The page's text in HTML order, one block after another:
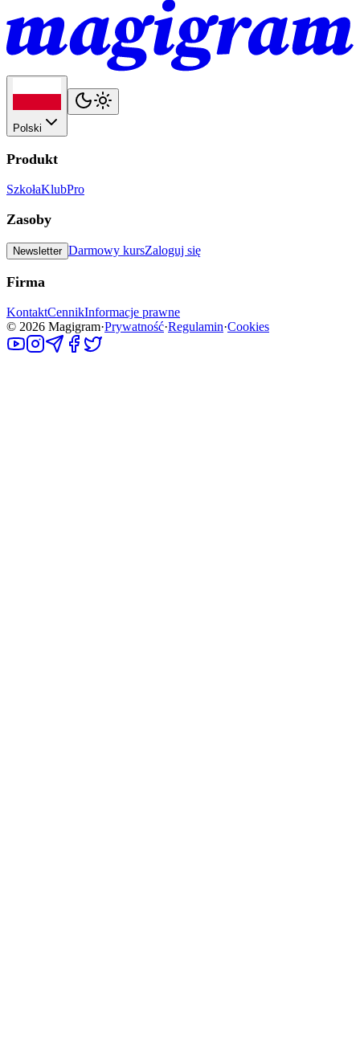
Polski
Produkt
SzkołaKlubPro
Zasoby
Newsletter Darmowy kursZaloguj się
Firma
KontaktCennikInformacje prawne
© 2026 Magigram·Prywatność·Regulamin·Cookies